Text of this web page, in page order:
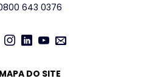
643 0376
MAPA DO SITE